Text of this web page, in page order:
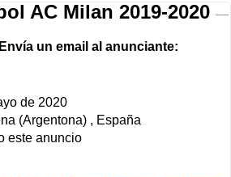
AC Milan 2019-2020 —
Envía un email al anunciante:
de 2020
(Argentona) , España
este anuncio